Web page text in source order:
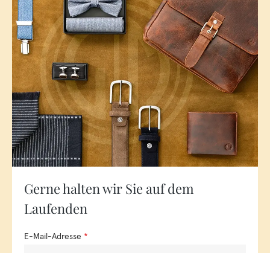
Gerne halten wir Sie auf dem
Laufenden
E-Mail-Adresse *